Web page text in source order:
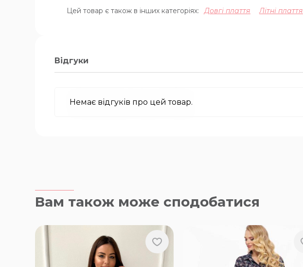
Цей товар є також в інших категоріях: Довгі плаття Літні плаття
Відгуки
Немає відгуків про цей товар.
Вам також може сподобатися